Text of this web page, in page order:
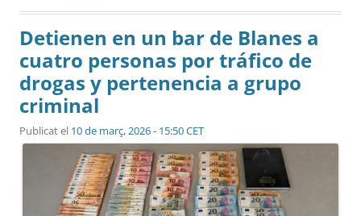
Detienen en un bar de Blanes a
cuatro personas por tráfico de
drogas y pertenencia a grupo
criminal
Publicat el 10 de març, 2026 - 15:50 CET